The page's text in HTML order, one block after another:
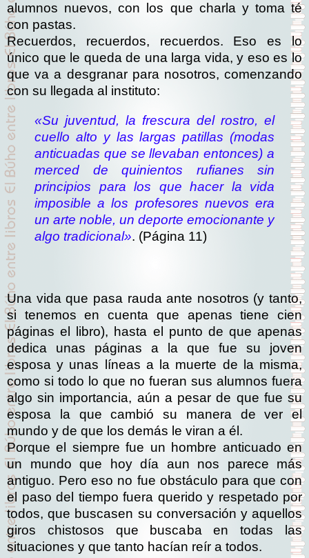
alumnos nuevos, con los que charla y toma té
con pastas.
Recuerdos, recuerdos, recuerdos. Eso es lo
único que le queda de una larga vida, y eso es lo
que va a desgranar para nosotros, comenzando
con su llegada al instituto:
«Su juventud, la frescura del rostro, el
cuello alto y las largas patillas (modas
anticuadas que se llevaban entonces) a
merced de quinientos rufianes sin
principios para los que hacer la vida
imposible a los profesores nuevos era
un arte noble, un deporte emocionante y
algo tradicional». (Página 11)
Una vida que pasa rauda ante nosotros (y tanto,
si tenemos en cuenta que apenas tiene cien
páginas el libro), hasta el punto de que apenas
dedica unas páginas a la que fue su joven
esposa y unas líneas a la muerte de la misma,
como si todo lo que no fueran sus alumnos fuera
algo sin importancia, aún a pesar de que fue su
esposa la que cambió su manera de ver el
mundo y de que los demás le viran a él.
Porque el siempre fue un hombre anticuado en
un mundo que hoy día aun nos parece más
antiguo. Pero eso no fue obstáculo para que con
el paso del tiempo fuera querido y respetado por
todos, que buscasen su conversación y aquellos
giros chistosos que buscaba en todas las
situaciones y que tanto hacían reír a todos.